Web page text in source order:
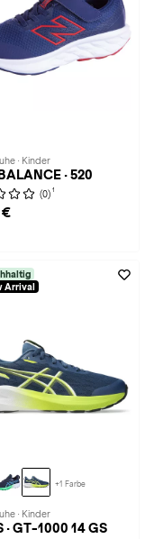
· Kinder
· 520
(0) 1
€
Arrival
+1 Farbe
· Kinder
· GT-1000 14 GS